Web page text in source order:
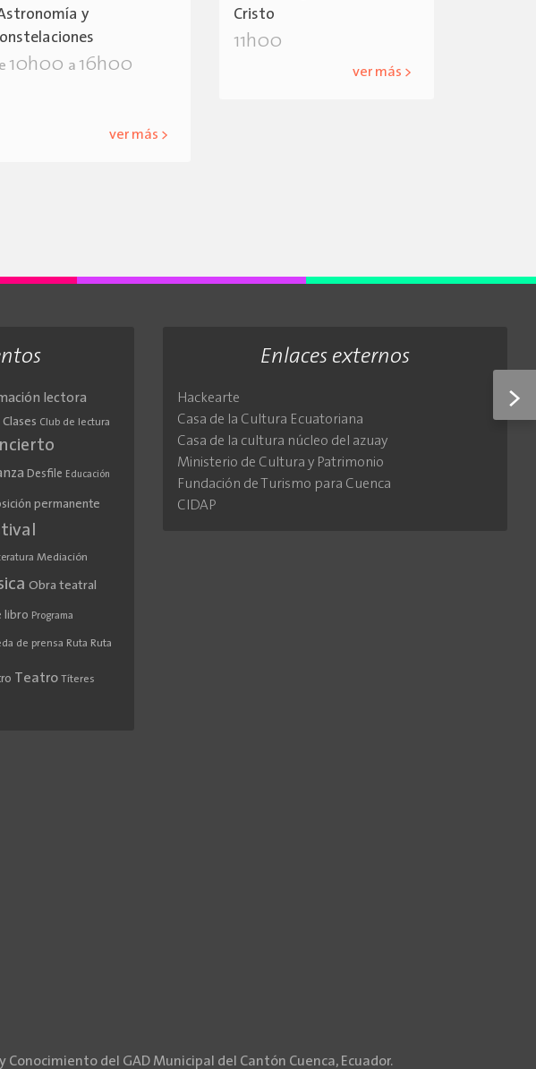
>
y
10h00 a 16h00
ver más >
Cristo
11h00
ver más >
lectora
Clases Club de lectura
Desfile Educación
permanente
Mediación
Obra teatral
libro Programa
de prensa Ruta Ruta
Teatro Títeres
Enlaces externos
Hackearte
Casa de la Cultura Ecuatoriana
Casa de la cultura núcleo del azuay
Ministerio de Cultura y Patrimonio
Fundación de Turismo para Cuenca
CIDAP
del GAD Municipal del Cantón Cuenca, Ecuador.